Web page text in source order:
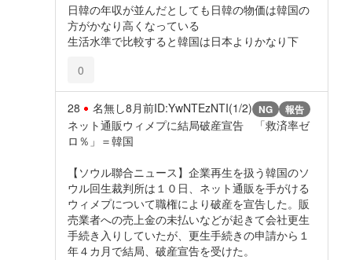
日韓の年収が並んだとしても日韓の物価は韓国の
方がかなり高くなっている
生活水準で比較すると韓国は日本よりかなり下
0
28 名無し8月前ID:YwNTEzNTI(1/2) NG 報告
ネット通販ウィメプに結局破産宣告 「救済率ゼ
ロ％」＝韓国
【ソウル聯合ニュース】企業再生を扱う韓国のソ
ウル回生裁判所は１０日、ネット通販を手がける
ウィメプについて職権により破産を宣告した。販
売業者への売上金の未払いなどが起きて会社更生
手続き入りしていたが、更生手続きの申請から１
年４カ月で結局、破産宣告を受けた。